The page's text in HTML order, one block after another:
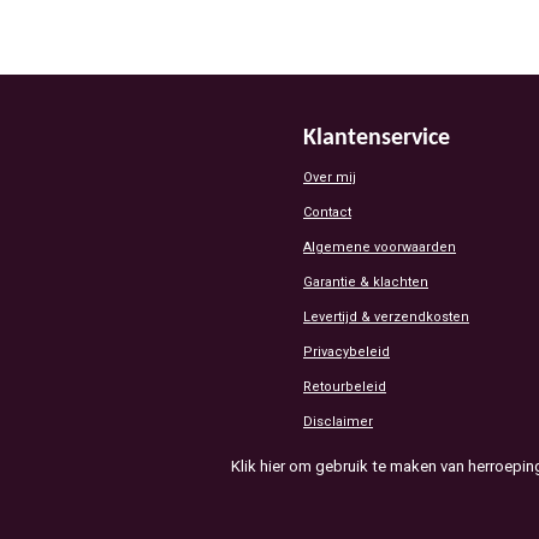
Klantenservice
Over mij
Contact
Algemene voorwaarden
Garantie & klachten
Levertijd & verzendkosten
Privacybeleid
Retourbeleid
Disclaimer
Klik hier om gebruik te maken van